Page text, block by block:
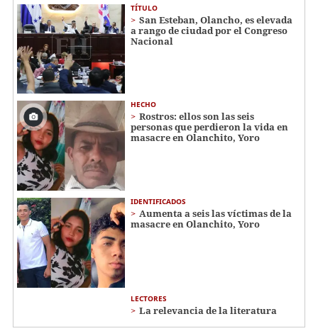
TÍTULO
San Esteban, Olancho, es elevada
a rango de ciudad por el Congreso
Nacional
HECHO
Rostros: ellos son las seis
personas que perdieron la vida en
masacre en Olanchito, Yoro
IDENTIFICADOS
Aumenta a seis las víctimas de la
masacre en Olanchito, Yoro
LECTORES
La relevancia de la literatura